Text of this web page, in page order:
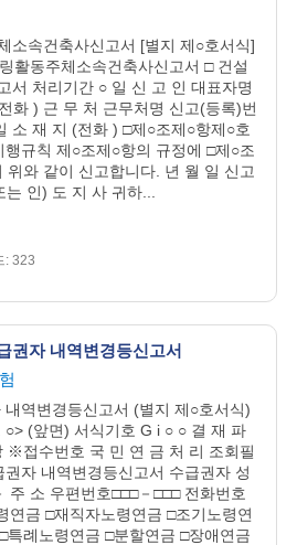
소속건축사신고서 [별지 제○호서식]
활동주체소속건축사신고서 □ 건설
서 처리기간 ○ 일 신 고 인 대표자명
화 ) 근 무 처 근무처명 신고(등록)번
소 재 지 (전화 ) □제○조제○항제○호
행규칙 제○조제○항의 규정에 □제○조
위와 같이 신고합니다. 년 월 일 신고
인) 도 지 사 귀하...
: 323
권자 내역변경등신고서
내역변경등신고서 (별지 제○호서식)
(앞면) 서식기호 G i ○ ○ 결 재 파
※접수번호 국 민 연 금 처 리 조회필
자 내역변경등신고서 수급권자 성
주 소 우편번호□□□－□□□ 전화번호
연금 □재직자노령연금 □조기노령연
특례노령연금 □분할연금 □장애연금